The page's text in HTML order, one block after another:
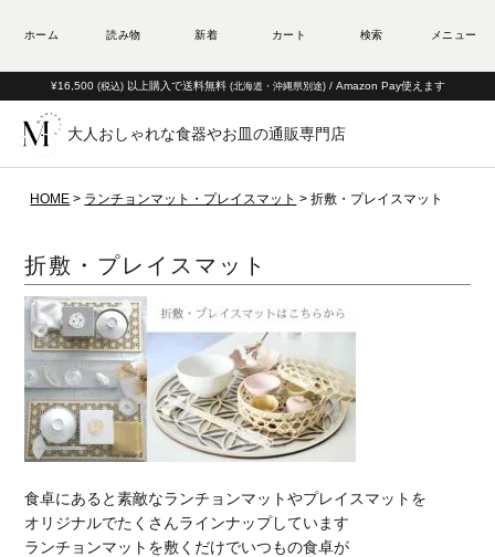
¥16,500 (税込) 以上購入で送料無料 (北海道・沖縄県別途) / Amazon Pay使えます
大人おしゃれな食器やお皿の通販専門店
HOME ランチョンマット・プレイスマット 折敷・プレイスマット
折敷・プレイスマット
食卓にあると素敵なランチョンマットやプレイスマットを
オリジナルでたくさんラインナップしています
ランチョンマットを敷くだけでいつもの食卓が